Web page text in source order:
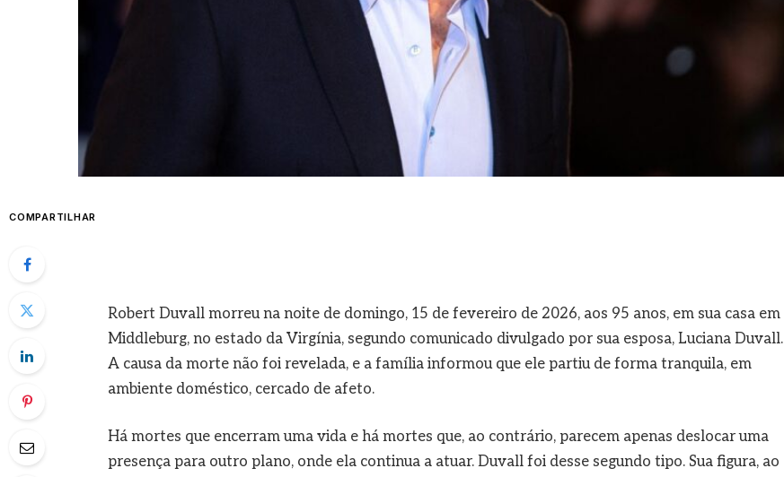
COMPARTILHAR
Robert Duvall morreu na noite de domingo, 15 de fevereiro de 2026, aos 95 anos, em sua casa em
Middleburg, no estado da Virgínia, segundo comunicado divulgado por sua esposa, Luciana Duvall.
A causa da morte não foi revelada, e a família informou que ele partiu de forma tranquila, em
ambiente doméstico, cercado de afeto.
Há mortes que encerram uma vida e há mortes que, ao contrário, parecem apenas deslocar uma
presença para outro plano, onde ela continua a atuar. Duvall foi desse segundo tipo. Sua figura, ao